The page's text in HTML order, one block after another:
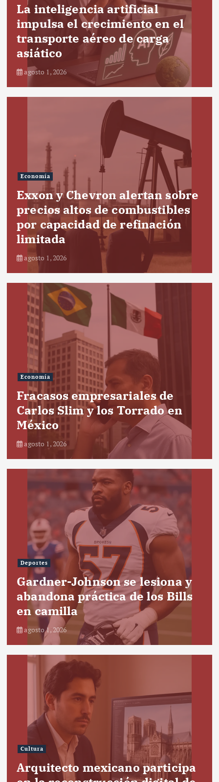
La inteligencia artificial
impulsa el crecimiento en el
transporte aéreo de carga
asiático
agosto 1, 2026
Economía
Exxon y Chevron alertan sobre
precios altos de combustibles
por capacidad de refinación
limitada
agosto 1, 2026
Economía
Fracasos empresariales de
Carlos Slim y los Torrado en
México
agosto 1, 2026
Deportes
Gardner-Johnson se lesiona y
abandona práctica de los Bills
en camilla
agosto 1, 2026
Cultura
Arquitecto mexicano participa